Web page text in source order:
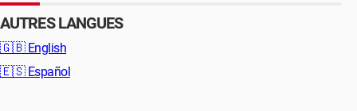
AUTRES LANGUES
🇬🇧 English
🇪🇸 Español